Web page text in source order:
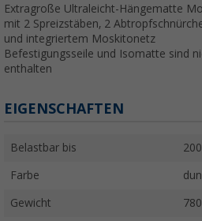
Extragroße Ultraleicht-Hängematte
mit 2 Spreizstäben, 2
und integriertem Moskitonetz
Befestigungsseile und Isomatte sind
enthalten
EIGENSCHAFTEN
Belastbar bis
Farbe
Gewicht